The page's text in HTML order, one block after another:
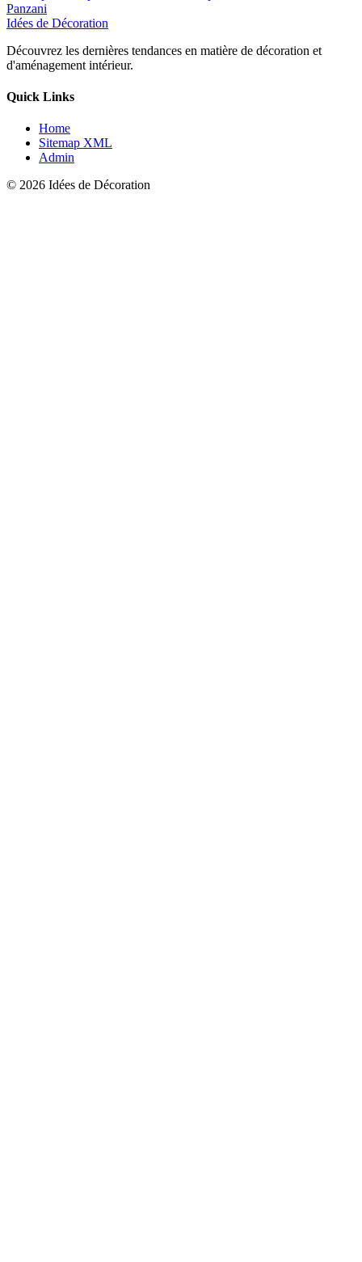
Panzani
Idées de Décoration
Découvrez les dernières tendances en matière de décoration et
d'aménagement intérieur.
Quick Links
Home
Sitemap XML
Admin
© 2026 Idées de Décoration